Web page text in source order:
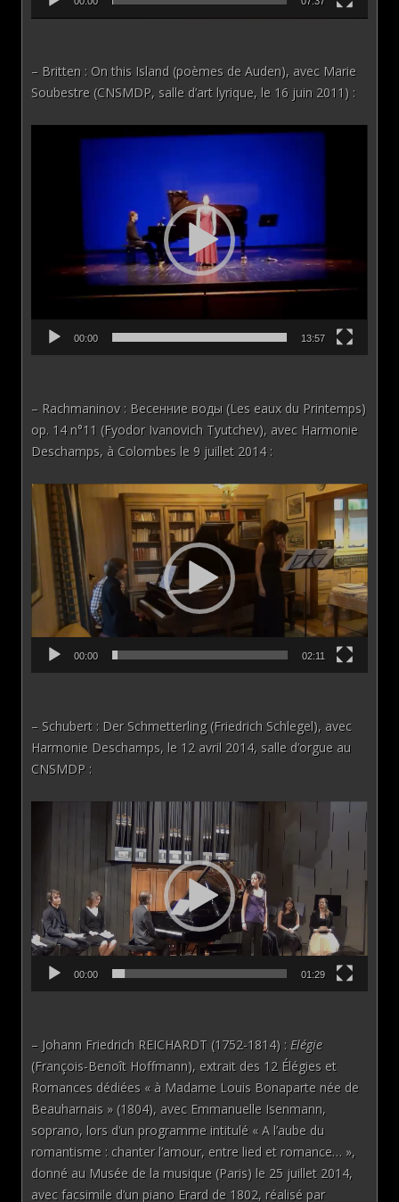
– Britten : On this Island (poèmes de Auden), avec Marie
Soubestre (CNSMDP, salle d’art lyrique, le 16 juin 2011) :
00:00 13:57
– Rachmaninov : Весенние воды (Les eaux du Printemps)
op. 14 n°11 (Fyodor Ivanovich Tyutchev), avec Harmonie
Deschamps, à Colombes le 9 juillet 2014 :
Lecteur
vidéo
00:00 02:11
– Schubert : Der Schmetterling (Friedrich Schlegel), avec
Harmonie Deschamps, le 12 avril 2014, salle d’orgue au
CNSMDP :
00:00 01:29
– Johann Friedrich REICHARDT (1752-1814) : Elégie
(François-Benoît Hoffmann), extrait des 12 Élégies et
Romances dédiées « à Madame Louis Bonaparte née de
Beauharnais » (1804), avec Emmanuelle Isenmann,
soprano, lors d’un programme intitulé « A l’aube du
romantisme : chanter l’amour, entre lied et romance… »,
donné au Musée de la musique (Paris) le 25 juillet 2014,
avec facsimile d’un piano Erard de 1802, réalisé par